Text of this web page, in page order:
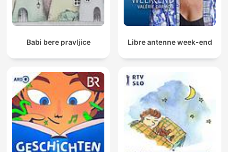
Babi bere pravljice Libre antenne week-end